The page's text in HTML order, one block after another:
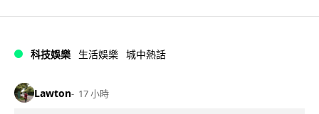
科技娛樂 生活娛樂 城中熱話
Lawton 17 小時